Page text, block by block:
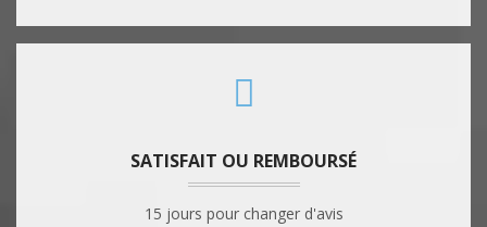
SATISFAIT OU REMBOURSÉ
15 jours pour changer d'avis